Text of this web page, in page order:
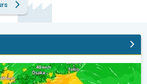
d'un typhon. Glissements de terrain.